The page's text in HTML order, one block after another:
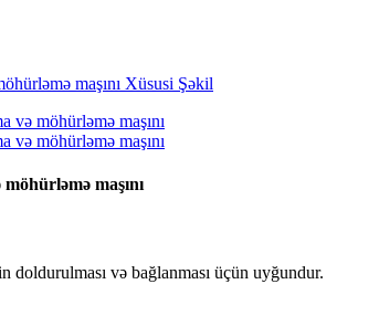
maşını
və bağlanması üçün uyğundur.